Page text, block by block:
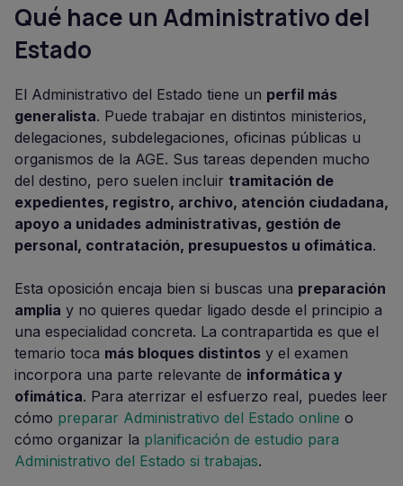
Qué hace un Administrativo del
Estado
El Administrativo del Estado tiene un perfil más
generalista. Puede trabajar en distintos ministerios,
delegaciones, subdelegaciones, oficinas públicas u
organismos de la AGE. Sus tareas dependen mucho
del destino, pero suelen incluir tramitación de
expedientes, registro, archivo, atención ciudadana,
apoyo a unidades administrativas, gestión de
personal, contratación, presupuestos u ofimática.
Esta oposición encaja bien si buscas una preparación
amplia y no quieres quedar ligado desde el principio a
una especialidad concreta. La contrapartida es que el
temario toca más bloques distintos y el examen
incorpora una parte relevante de informática y
ofimática. Para aterrizar el esfuerzo real, puedes leer
cómo preparar Administrativo del Estado online o
cómo organizar la planificación de estudio para
Administrativo del Estado si trabajas.